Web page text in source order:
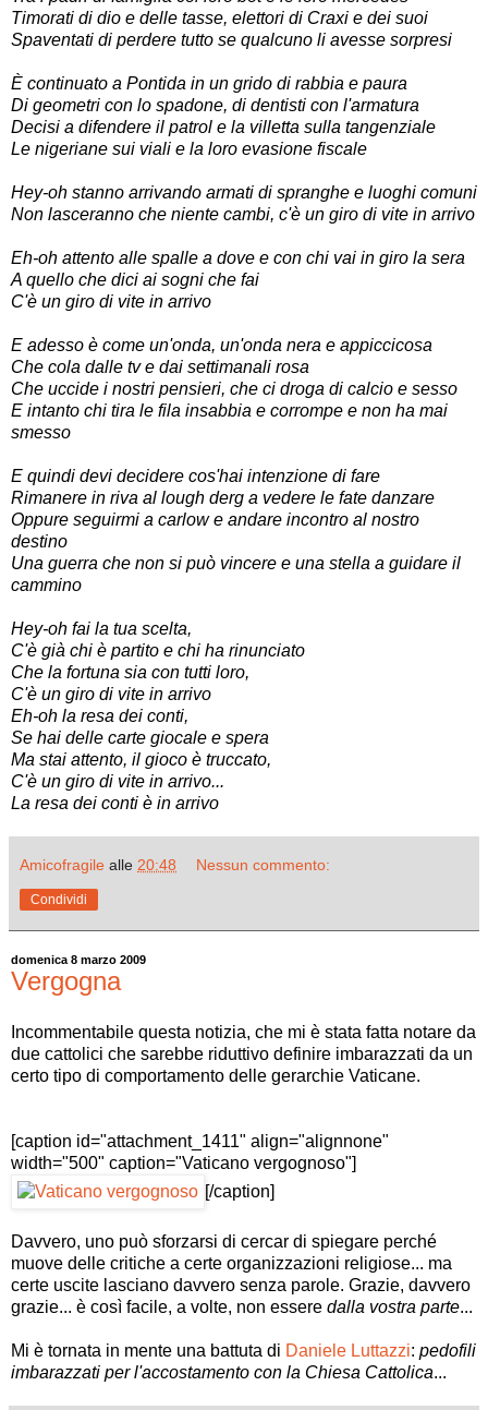
Timorati di dio e delle tasse, elettori di Craxi e dei suoi
Spaventati di perdere tutto se qualcuno li avesse sorpresi
È continuato a Pontida in un grido di rabbia e paura
Di geometri con lo spadone, di dentisti con l'armatura
Decisi a difendere il patrol e la villetta sulla tangenziale
Le nigeriane sui viali e la loro evasione fiscale
Hey-oh stanno arrivando armati di spranghe e luoghi comuni
Non lasceranno che niente cambi, c'è un giro di vite in arrivo
Eh-oh attento alle spalle a dove e con chi vai in giro la sera
A quello che dici ai sogni che fai
C'è un giro di vite in arrivo
E adesso è come un'onda, un'onda nera e appiccicosa
Che cola dalle tv e dai settimanali rosa
Che uccide i nostri pensieri, che ci droga di calcio e sesso
E intanto chi tira le fila insabbia e corrompe e non ha mai
smesso
E quindi devi decidere cos'hai intenzione di fare
Rimanere in riva al lough derg a vedere le fate danzare
Oppure seguirmi a carlow e andare incontro al nostro
destino
Una guerra che non si può vincere e una stella a guidare il
cammino
Hey-oh fai la tua scelta,
C'è già chi è partito e chi ha rinunciato
Che la fortuna sia con tutti loro,
C'è un giro di vite in arrivo
Eh-oh la resa dei conti,
Se hai delle carte giocale e spera
Ma stai attento, il gioco è truccato,
C'è un giro di vite in arrivo...
La resa dei conti è in arrivo
Amicofragile alle 20:48 Nessun commento:
Condividi
domenica 8 marzo 2009
Vergogna
Incommentabile questa notizia, che mi è stata fatta notare da
due cattolici che sarebbe riduttivo definire imbarazzati da un
certo tipo di comportamento delle gerarchie Vaticane.
[caption id="attachment_1411" align="alignnone"
width="500" caption="Vaticano vergognoso"]
[/caption]
Davvero, uno può sforzarsi di cercar di spiegare perché
muove delle critiche a certe organizzazioni religiose... ma
certe uscite lasciano davvero senza parole. Grazie, davvero
grazie... è così facile, a volte, non essere dalla vostra parte...
Mi è tornata in mente una battuta di Daniele Luttazzi: pedofili
imbarazzati per l'accostamento con la Chiesa Cattolica...